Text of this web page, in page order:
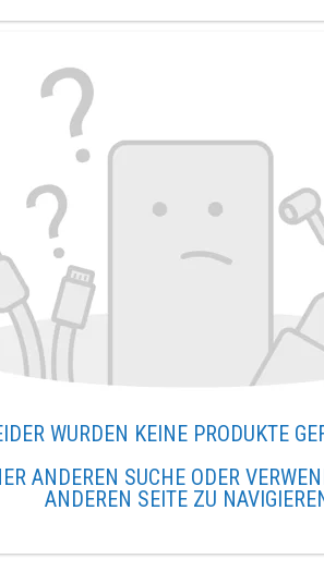
WURDEN KEINE PRODUKTE
ANDEREN SUCHE ODER
ANDEREN SEITE ZU